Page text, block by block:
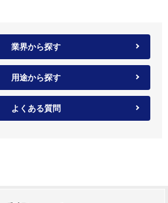
業界から探す
用途から探す
よくある質問